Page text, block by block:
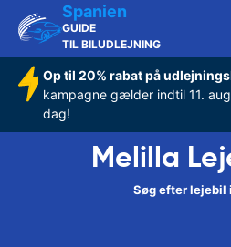
Spanien
GUIDE
TIL BILUDLEJNING
Op til 20% rabat på
kampagne gælder indtil 11.
dag!
Melilla
Søg efter lejebil